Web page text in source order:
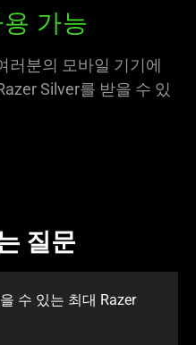
가능
러분의 모바일 기기에
Silver를 받을 수 있
질문
수 있는 최대 Razer